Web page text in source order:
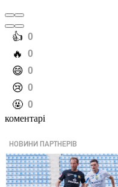
️👍 0
️🔥 0
️😄 0
️😢 0
️🤬 0
коментарі